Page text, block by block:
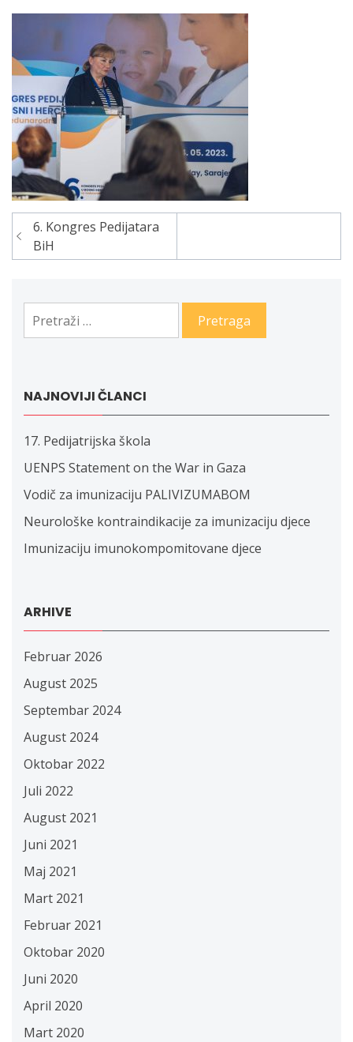
Navigacija
članaka
6. Kongres Pedijatara
BiH
Pretraga:
NAJNOVIJI ČLANCI
17. Pedijatrijska škola
UENPS Statement on the War in Gaza
Vodič za imunizaciju PALIVIZUMABOM
Neurološke kontraindikacije za imunizaciju djece
Imunizaciju imunokompomitovane djece
ARHIVE
Februar 2026
August 2025
Septembar 2024
August 2024
Oktobar 2022
Juli 2022
August 2021
Juni 2021
Maj 2021
Mart 2021
Februar 2021
Oktobar 2020
Juni 2020
April 2020
Mart 2020